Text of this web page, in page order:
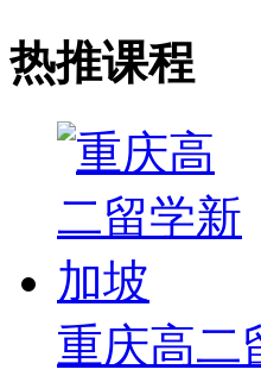
热推课程
重庆高二